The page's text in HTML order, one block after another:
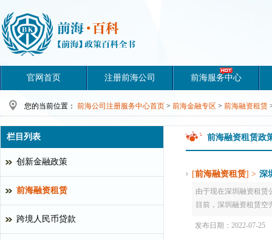
官网首页 注册前海公司 前海服务中心
您的当前位置： 前海公司注册服务中心首页 > 前海金融专区 > 前海融资租赁
前海融资租赁政
[前海融资租赁] > 深
由于现在深圳融资租赁
目前，深圳融资租赁空
发布日期：2022-07-25
栏目列表
创新金融政策
前海融资租赁
跨境人民币贷款